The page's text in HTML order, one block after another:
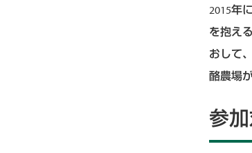
2015年
を抱え
おして
酪農場
参